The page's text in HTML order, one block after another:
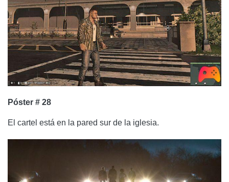
Póster # 28
El cartel está en la pared sur de la iglesia.